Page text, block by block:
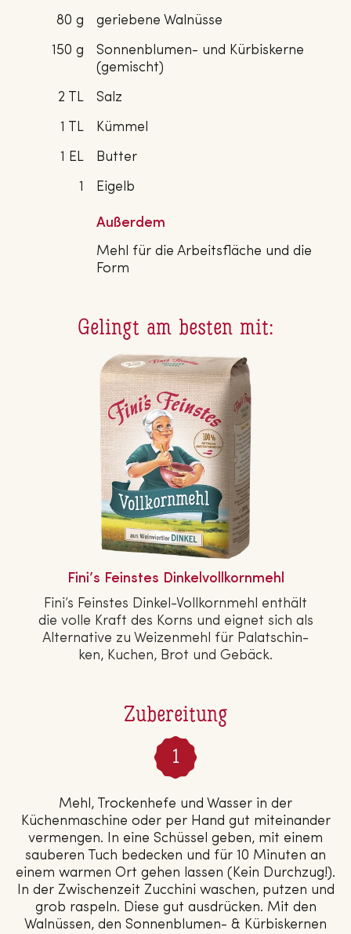
Zubereitung
Mehl, Trockenhefe und Wasser in der
Küchenmaschine oder per Hand gut miteinander
vermengen. In eine Schüssel geben, mit einem
sauberen Tuch bedecken und für 10 Minuten an
einem warmen Ort gehen lassen (Kein Durchzug!).
In der Zwischenzeit Zucchini waschen, putzen und
grob raspeln. Diese gut ausdrücken. Mit den
Walnüssen, den Sonnenblumen- & Kürbiskernen
80 g
geriebene Walnüsse
150 g
Sonnenblumen- und Kürbiskerne
(gemischt)
2 TL
Salz
1 TL
Kümmel
1 EL
Butter
1
Eigelb
Außerdem
Mehl für die Arbeitsfläche und die
Form
Gelingt am besten mit:
Fini’s Feinstes Din­kel­voll­korn­mehl
Fini’s Feinstes Dinkel-Voll­korn­mehl enthält
die volle Kraft des Korns und eignet sich als
Al­ter­na­ti­ve zu Wei­zen­mehl für Pa­la­tschin­
ken, Kuchen, Brot und Gebäck.